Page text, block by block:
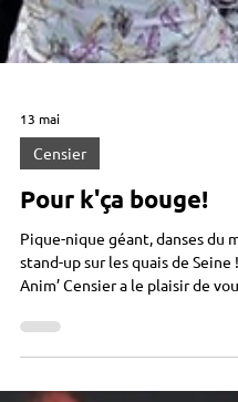
13 mai
Censier
Pour k'ça bouge!
Pique-nique géant, danses du
stand-up sur les quais de Seine
Anim’ Censier a le plaisir de
des seine ! Au programme :